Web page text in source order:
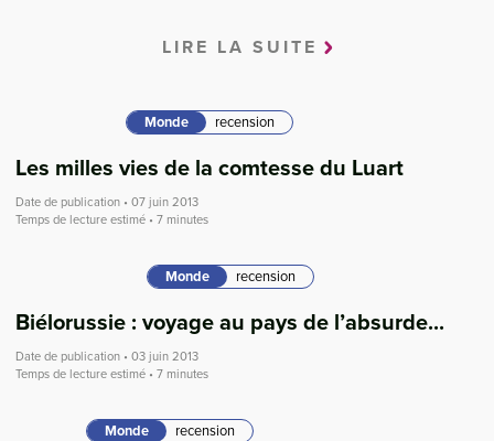
LIRE LA SUITE
Monde recension
Les milles vies de la comtesse du Luart
Date de publication • 07 juin 2013
Temps de lecture estimé • 7 minutes
Monde recension
Biélorussie : voyage au pays de l’absurde...
Date de publication • 03 juin 2013
Temps de lecture estimé • 7 minutes
Monde recension